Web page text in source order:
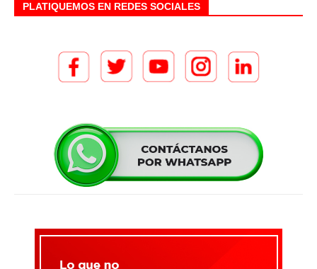
PLATIQUEMOS EN REDES SOCIALES